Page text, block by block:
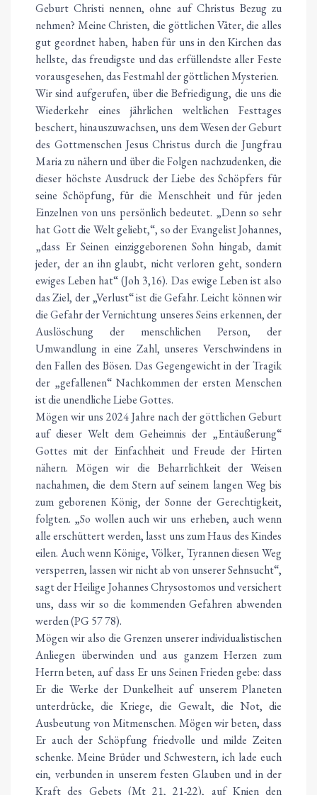
Geburt Christi nennen, ohne auf Christus Bezug zu
nehmen? Meine Christen, die göttlichen Väter, die alles
gut geordnet haben, haben für uns in den Kirchen das
hellste, das freudigste und das erfüllendste aller Feste
vorausgesehen, das Festmahl der göttlichen Mysterien.
Wir sind aufgerufen, über die Befriedigung, die uns die
Wiederkehr eines jährlichen weltlichen Festtages
beschert, hinauszuwachsen, uns dem Wesen der Geburt
des Gottmenschen Jesus Christus durch die Jungfrau
Maria zu nähern und über die Folgen nachzudenken, die
dieser höchste Ausdruck der Liebe des Schöpfers für
seine Schöpfung, für die Menschheit und für jeden
Einzelnen von uns persönlich bedeutet. „Denn so sehr
hat Gott die Welt geliebt,“, so der Evangelist Johannes,
„dass Er Seinen einziggeborenen Sohn hingab, damit
jeder, der an ihn glaubt, nicht verloren geht, sondern
ewiges Leben hat“ (Joh 3,16). Das ewige Leben ist also
das Ziel, der „Verlust“ ist die Gefahr. Leicht können wir
die Gefahr der Vernichtung unseres Seins erkennen, der
Auslöschung der menschlichen Person, der
Umwandlung in eine Zahl, unseres Verschwindens in
den Fallen des Bösen. Das Gegengewicht in der Tragik
der „gefallenen“ Nachkommen der ersten Menschen
ist die unendliche Liebe Gottes.
Mögen wir uns 2024 Jahre nach der göttlichen Geburt
auf dieser Welt dem Geheimnis der „Entäußerung“
Gottes mit der Einfachheit und Freude der Hirten
nähern. Mögen wir die Beharrlichkeit der Weisen
nachahmen, die dem Stern auf seinem langen Weg bis
zum geborenen König, der Sonne der Gerechtigkeit,
folgten. „So wollen auch wir uns erheben, auch wenn
alle erschüttert werden, lasst uns zum Haus des Kindes
eilen. Auch wenn Könige, Völker, Tyrannen diesen Weg
versperren, lassen wir nicht ab von unserer Sehnsucht“,
sagt der Heilige Johannes Chrysostomos und versichert
uns, dass wir so die kommenden Gefahren abwenden
werden (PG 57 78).
Mögen wir also die Grenzen unserer individualistischen
Anliegen überwinden und aus ganzem Herzen zum
Herrn beten, auf dass Er uns Seinen Frieden gebe: dass
Er die Werke der Dunkelheit auf unserem Planeten
unterdrücke, die Kriege, die Gewalt, die Not, die
Ausbeutung von Mitmenschen. Mögen wir beten, dass
Er auch der Schöpfung friedvolle und milde Zeiten
schenke. Meine Brüder und Schwestern, ich lade euch
ein, verbunden in unserem festen Glauben und in der
Kraft des Gebets (Mt 21, 21-22), auf Knien den